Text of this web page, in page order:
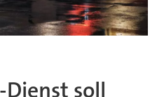
Dienst soll